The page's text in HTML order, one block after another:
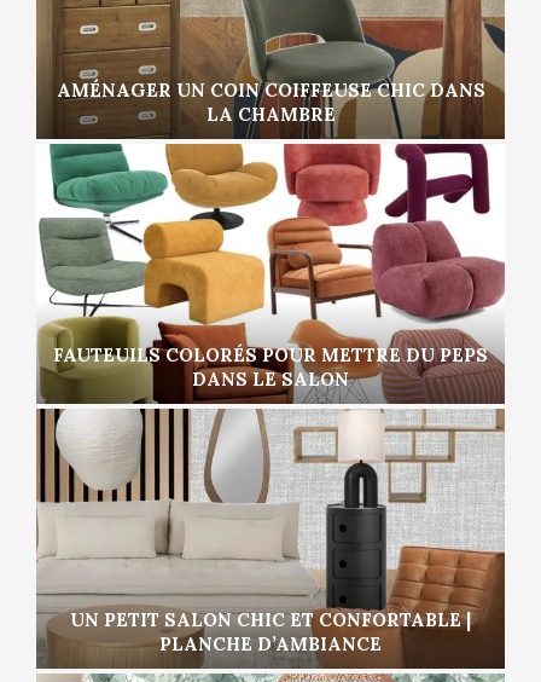
AMÉNAGER UN COIN COIFFEUSE CHIC DANS
LA CHAMBRE
FAUTEUILS COLORÉS POUR METTRE DU PEPS
DANS LE SALON
UN PETIT SALON CHIC ET CONFORTABLE |
PLANCHE D’AMBIANCE